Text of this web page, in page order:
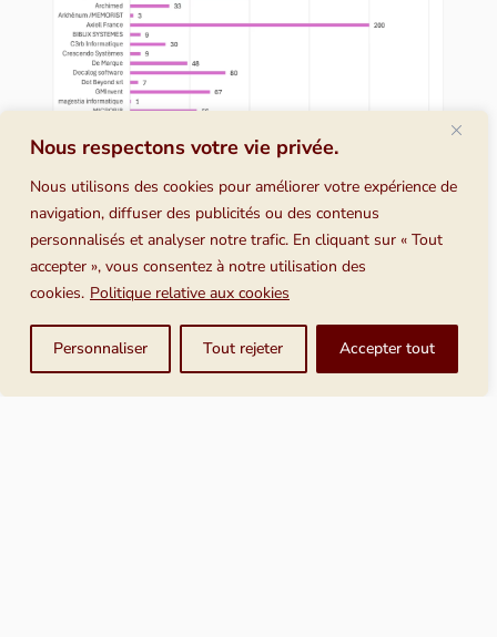
Nous respectons votre vie privée.
Nous utilisons des cookies pour améliorer votre expérience de
navigation, diffuser des publicités ou des contenus
personnalisés et analyser notre trafic. En cliquant sur « Tout
accepter », vous consentez à notre utilisation des
cookies. Politique relative aux cookies
Personnaliser Tout rejeter Accepter tout
Répartition des ventes entre les différents types de
bibliothèque.